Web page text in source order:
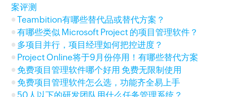
案评测
Teambition有哪些替代品或替代方案？
有哪些类似 Microsoft Project 的项目管理软件？
多项目并行，项目经理如何把控进度？
Project Online将于9月份停用！有哪些替代方案
免费项目管理软件哪个好用 免费无限制使用
免费项目管理软件怎么选，功能齐全易上手
50人以下的研发团队用什么任务管理系统？